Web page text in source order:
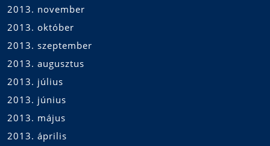
2013. november
2013. október
2013. szeptember
2013. augusztus
2013. július
2013. június
2013. május
2013. április